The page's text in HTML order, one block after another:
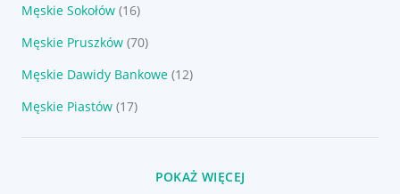
Męskie Sokołów (16)
Męskie Pruszków (70)
Męskie Dawidy Bankowe (12)
Męskie Piastów (17)
POKAŻ WIĘCEJ